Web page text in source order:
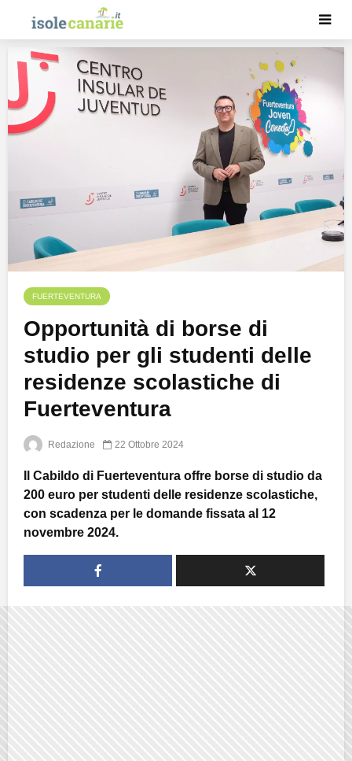
FUERTEVENTURA
Opportunità di borse di
studio per gli studenti delle
residenze scolastiche di
Fuerteventura
Redazione 22 Ottobre 2024
Il Cabildo di Fuerteventura offre borse di studio da
200 euro per studenti delle residenze scolastiche,
con scadenza per le domande fissata al 12
novembre 2024.